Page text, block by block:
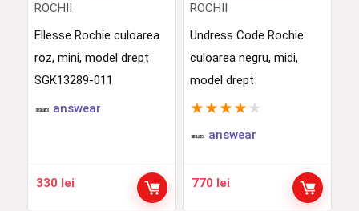
ROCHII
Ellesse Rochie culoarea
roz, mini, model drept
SGK13289-011
answear
330 lei
ROCHII
Undress Code Rochie
culoarea negru, midi,
model drept
★ ★ ★ ★ ★
answear
770 lei